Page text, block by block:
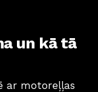
un kā tā
ar motoreļļas